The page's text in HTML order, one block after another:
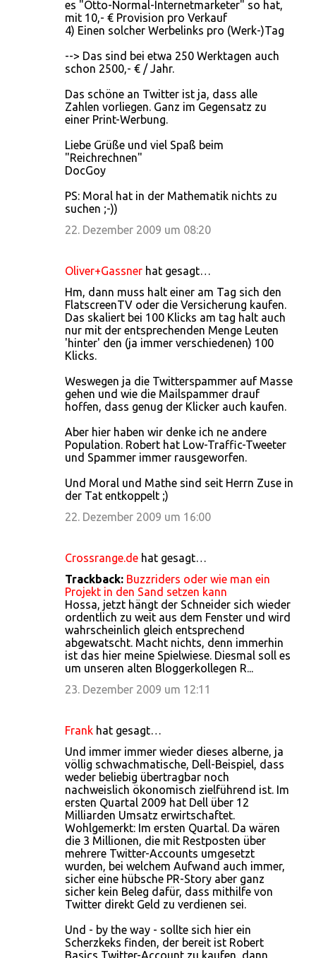
es "Otto-Normal-Internetmarketer" so hat,
mit 10,- € Provision pro Verkauf
4) Einen solcher Werbelinks pro (Werk-)Tag
--> Das sind bei etwa 250 Werktagen auch
schon 2500,- € / Jahr.
Das schöne an Twitter ist ja, dass alle
Zahlen vorliegen. Ganz im Gegensatz zu
einer Print-Werbung.
Liebe Grüße und viel Spaß beim
"Reichrechnen"
DocGoy
PS: Moral hat in der Mathematik nichts zu
suchen ;-))
22. Dezember 2009 um 08:20
Oliver+Gassner hat gesagt…
Hm, dann muss halt einer am Tag sich den
FlatscreenTV oder die Versicherung kaufen.
Das skaliert bei 100 Klicks am tag halt auch
nur mit der entsprechenden Menge Leuten
'hinter' den (ja immer verschiedenen) 100
Klicks.
Weswegen ja die Twitterspammer auf Masse
gehen und wie die Mailspammer drauf
hoffen, dass genug der Klicker auch kaufen.
Aber hier haben wir denke ich ne andere
Population. Robert hat Low-Traffic-Tweeter
und Spammer immer rausgeworfen.
Und Moral und Mathe sind seit Herrn Zuse in
der Tat entkoppelt ;)
22. Dezember 2009 um 16:00
Crossrange.de hat gesagt…
Trackback: Buzzriders oder wie man ein
Projekt in den Sand setzen kann
Hossa, jetzt hängt der Schneider sich wieder
ordentlich zu weit aus dem Fenster und wird
wahrscheinlich gleich entsprechend
abgewatscht. Macht nichts, denn immerhin
ist das hier meine Spielwiese. Diesmal soll es
um unseren alten Bloggerkollegen R...
23. Dezember 2009 um 12:11
Frank hat gesagt…
Und immer immer wieder dieses alberne, ja
völlig schwachmatische, Dell-Beispiel, dass
weder beliebig übertragbar noch
nachweislich ökonomisch zielführend ist. Im
ersten Quartal 2009 hat Dell über 12
Milliarden Umsatz erwirtschaftet.
Wohlgemerkt: Im ersten Quartal. Da wären
die 3 Millionen, die mit Restposten über
mehrere Twitter-Accounts umgesetzt
wurden, bei welchem Aufwand auch immer,
sicher eine hübsche PR-Story aber ganz
sicher kein Beleg dafür, dass mithilfe von
Twitter direkt Geld zu verdienen sei.
Und - by the way - sollte sich hier ein
Scherzkeks finden, der bereit ist Robert
Basics Twitter-Account zu kaufen, dann